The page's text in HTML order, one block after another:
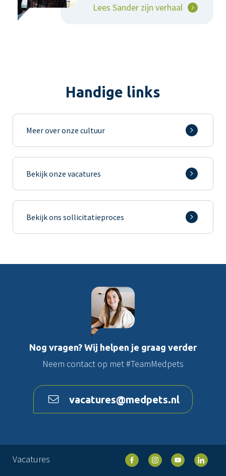
Lees Sander zijn verhaal
Handige links
Meer over onze cultuur
Bekijk onze vacatures
Bekijk ons sollicitatieproces
Nog vragen? Wij helpen je graag verder
Neem contact op met #TeamMedpets
vacatures@medpets.nl
Vacatures